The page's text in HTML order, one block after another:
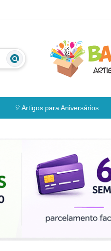
Artigos para Aniversários